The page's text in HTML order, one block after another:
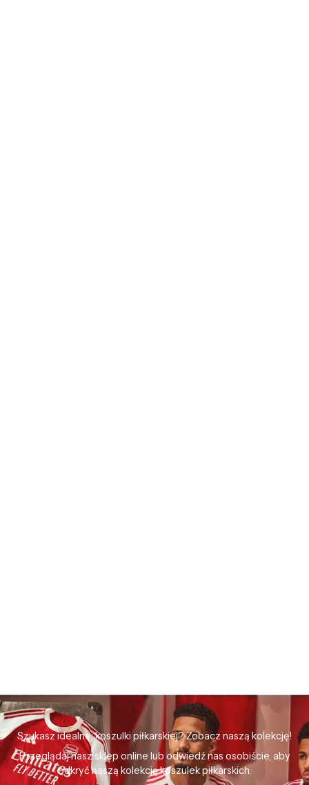
Szukasz idealnej koszulki piłkarskiej? Zobacz naszą kolekcję!
Przeglądaj nasz sklep online lub odwiedź nas osobiście, aby
odkryć naszą kolekcję koszulek piłkarskich.